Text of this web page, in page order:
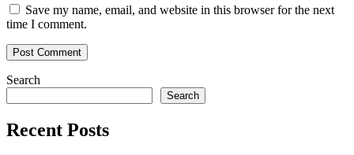
Save my name, email, and website in this browser for the next
time I comment.
Search
Search
Recent Posts